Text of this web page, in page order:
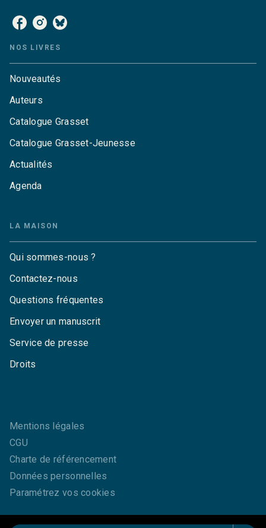
NOS LIVRES
Nouveautés
Auteurs
Catalogue Grasset
Catalogue Grasset-Jeunesse
Actualités
Agenda
LA MAISON
Qui sommes-nous ?
Contactez-nous
Questions fréquentes
Envoyer un manuscrit
Service de presse
Droits
Mentions légales
CGU
Charte de référencement
Données personnelles
Paramétrez vos cookies